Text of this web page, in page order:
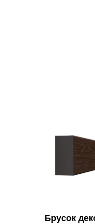
Брусок